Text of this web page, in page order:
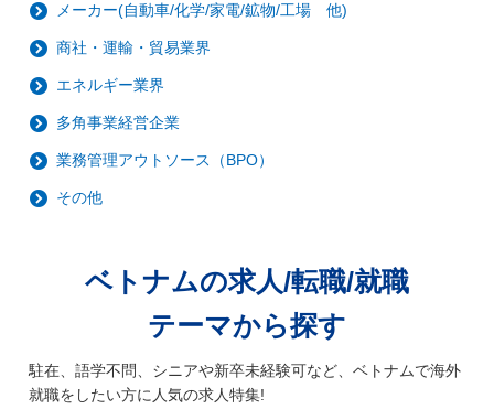
メーカー(自動車/化学/家電/鉱物/工場 他)
商社・運輸・貿易業界
エネルギー業界
多角事業経営企業
業務管理アウトソース（BPO）
その他
ベトナムの求人/転職/就職
テーマから探す
駐在、語学不問、シニアや新卒未経験可など、ベトナムで海外
就職をしたい方に人気の求人特集!